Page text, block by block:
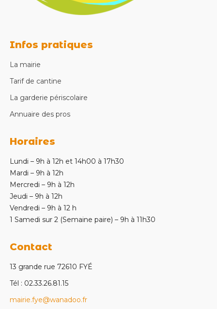
Infos pratiques
La mairie
Tarif de cantine
La garderie périscolaire
Annuaire des pros
Horaires
Lundi – 9h à 12h et 14h00 à 17h30
Mardi – 9h à 12h
Mercredi – 9h à 12h
Jeudi – 9h à 12h
Vendredi – 9h à 12 h
1 Samedi sur 2 (Semaine paire) – 9h à 11h30
Contact
13 grande rue 72610 FYÉ
Tél : 02.33.26.81.15
mairie.fye@wanadoo.fr